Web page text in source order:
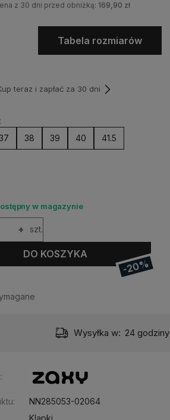
z 30 dni przed obniżką: 169,90 zł
Tabela rozmiarów
teraz i zapłać za 30 dni
38 39 40 41.5
w magazynie
+ szt.
DO KOSZYKA
-20%
Wysyłka w: 24 godziny
NN285053-02064